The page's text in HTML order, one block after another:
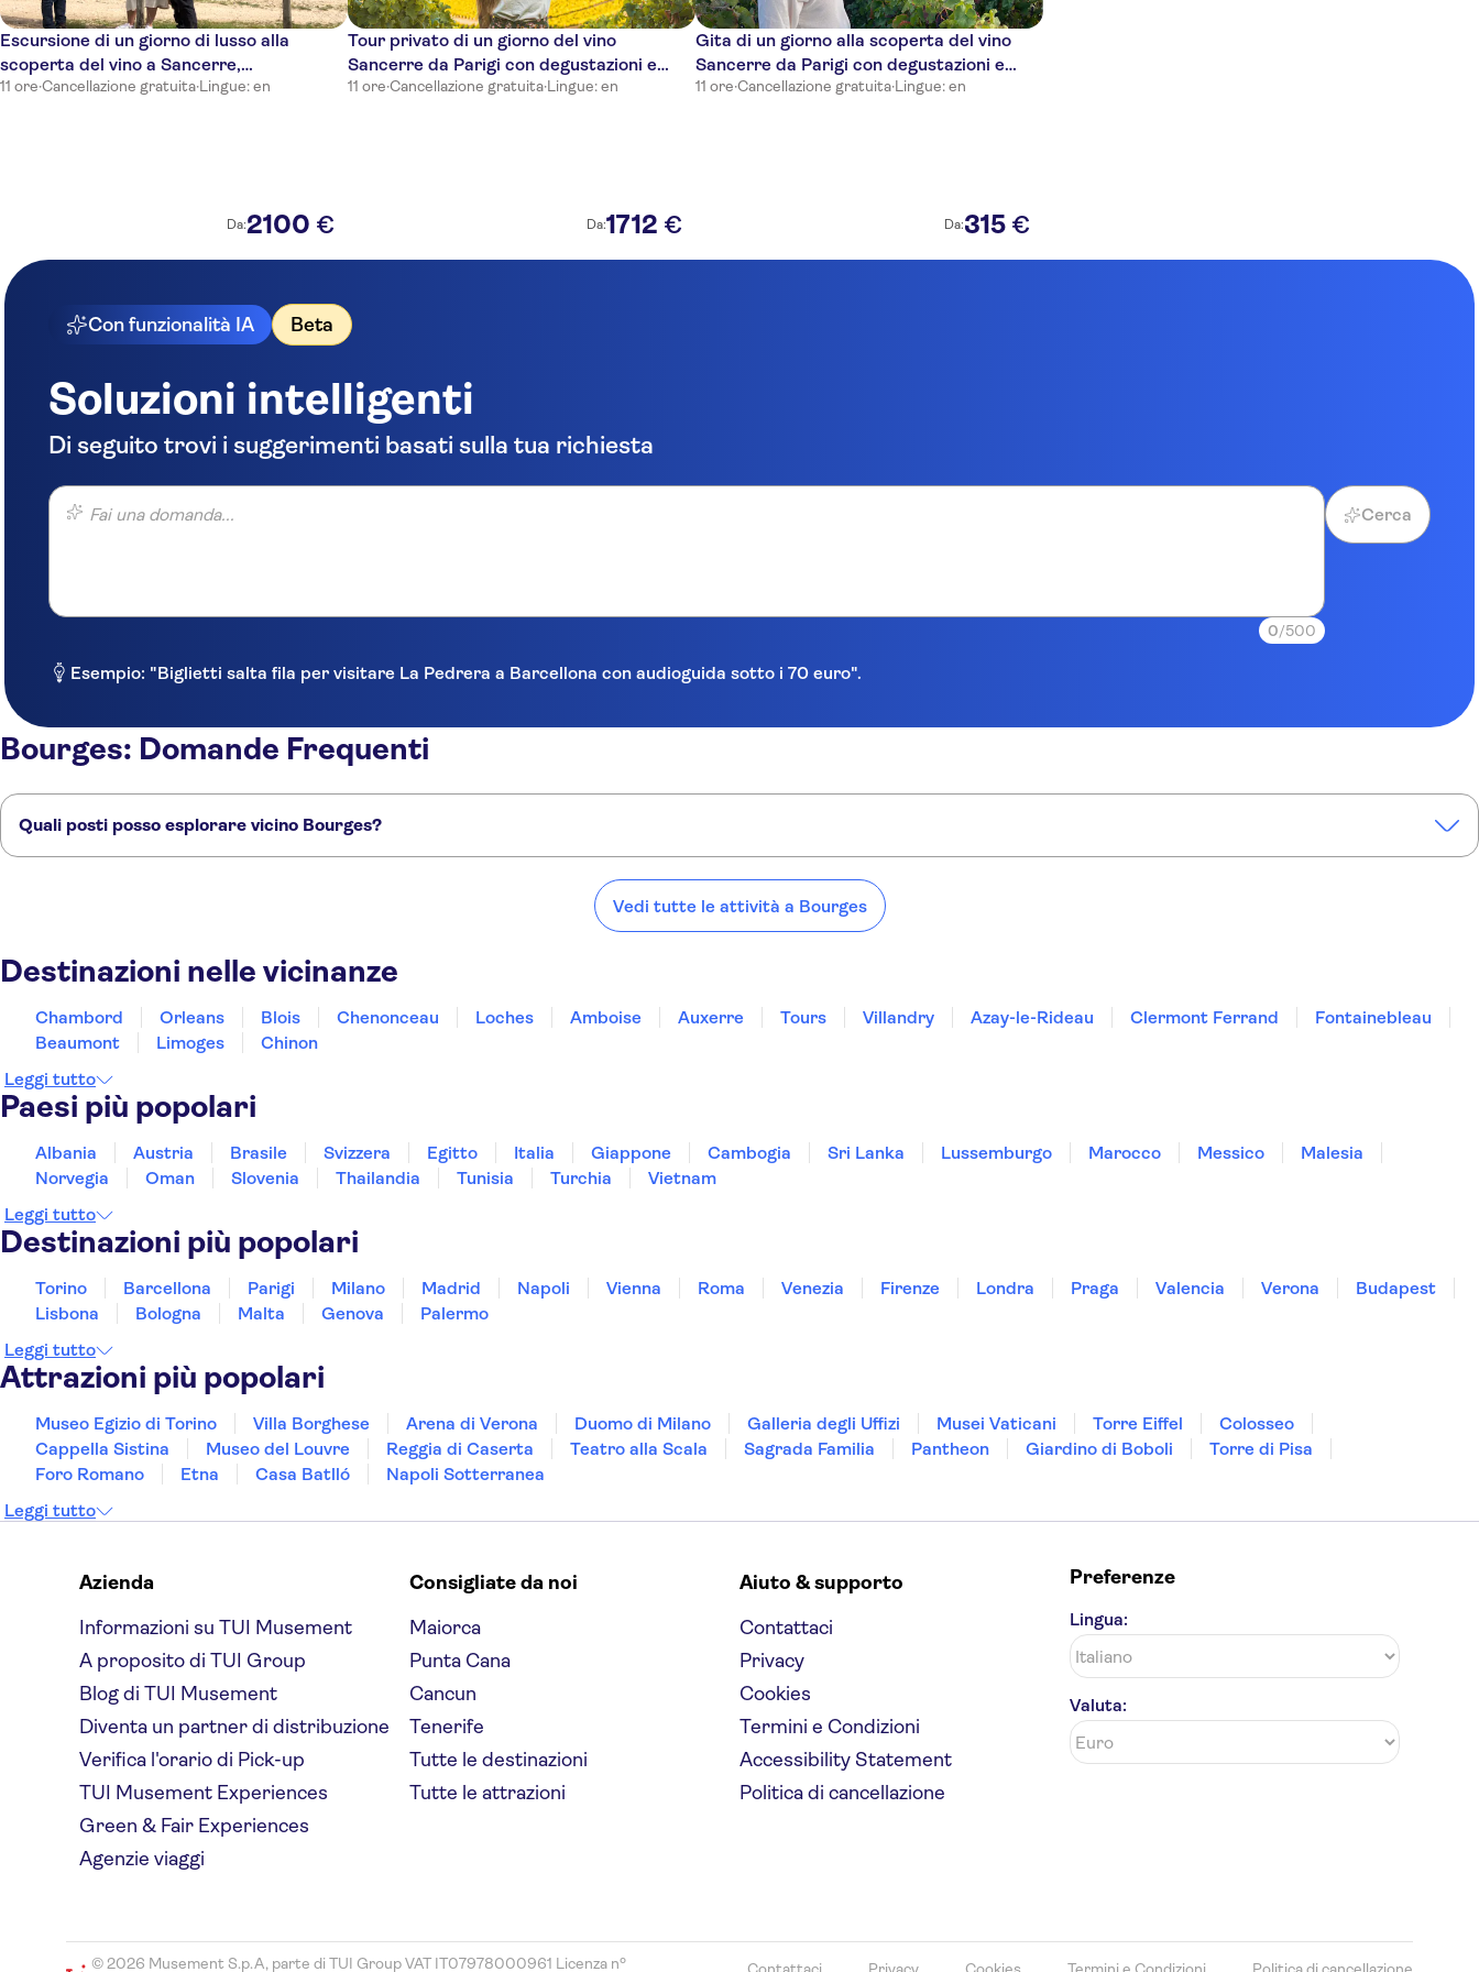
Escursione di un giorno di lusso alla
scoperta del vino a Sancerre,
degustazioni di vini e pranzo Michelin*
11 ore·Cancellazione gratuita·Lingue: en
Da:2100 €
Tour privato di un giorno del vino
Sancerre da Parigi con degustazioni e
pranzo
11 ore·Cancellazione gratuita·Lingue: en
Da:1712 €
Gita di un giorno alla scoperta del vino
Sancerre da Parigi con degustazioni e
pranzo
11 ore·Cancellazione gratuita·Lingue: en
Da:315 €
Con funzionalità IA Beta
Soluzioni intelligenti
Di seguito trovi i suggerimenti basati sulla tua richiesta
Fai una domanda...
0/500
Cerca
Esempio: "Biglietti salta fila per visitare La Pedrera a Barcellona con audioguida sotto i 70 euro".
Bourges: Domande Frequenti
Quali posti posso esplorare vicino Bourges?
Vedi tutte le attività a Bourges
Destinazioni nelle vicinanze
Chambord Orleans Blois Chenonceau Loches Amboise Auxerre Tours Villandry Azay-le-Rideau Clermont Ferrand
Fontainebleau
Beaumont
Limoges
Chinon
Leggi tutto
Paesi più popolari
Albania Austria Brasile Svizzera Egitto Italia Giappone Cambogia Sri Lanka Lussemburgo Marocco Messico
Malesia
Norvegia
Oman Slovenia Thailandia Tunisia Turchia
Vietnam
Leggi tutto
Destinazioni più popolari
Torino Barcellona Parigi Milano Madrid Napoli Vienna Roma Venezia Firenze Londra Praga Valencia Verona
Budapest
Lisbona
Bologna Malta Genova
Palermo
Leggi tutto
Attrazioni più popolari
Museo Egizio di Torino Villa Borghese Arena di Verona Duomo di Milano Galleria degli Uffizi Musei Vaticani Torre Eiffel
Colosseo
Cappella Sistina
Museo del Louvre Reggia di Caserta Teatro alla Scala Sagrada Familia Pantheon Giardino di Boboli
Torre di Pisa
Foro Romano
Etna Casa Batlló
Napoli Sotterranea
Leggi tutto
Azienda
Informazioni su TUI Musement
A proposito di TUI Group
Blog di TUI Musement
Diventa un partner di distribuzione
Verifica l'orario di Pick-up
TUI Musement Experiences
Green & Fair Experiences
Agenzie viaggi
Consigliate da noi
Maiorca
Punta Cana
Cancun
Tenerife
Tutte le destinazioni
Tutte le attrazioni
Aiuto & supporto
Contattaci
Privacy
Cookies
Termini e Condizioni
Accessibility Statement
Politica di cancellazione
Preferenze
Lingua:
Valuta:
© 2026 Musement S.p.A, parte di TUI Group VAT IT07978000961 Licenza nº